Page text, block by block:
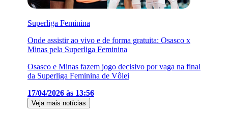
Superliga Feminina
Onde assistir ao vivo e de forma gratuita: Osasco x
Minas pela Superliga Feminina
Osasco e Minas fazem jogo decisivo por vaga na final
da Superliga Feminina de Vôlei
17/04/2026 às 13:56
Veja mais notícias